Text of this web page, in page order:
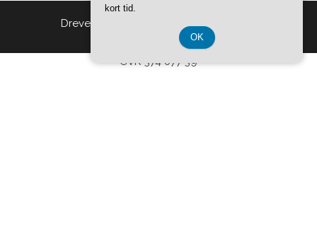
Drevet af Tema:Head Blog
CVR 374 077 39
kort tid.
OK